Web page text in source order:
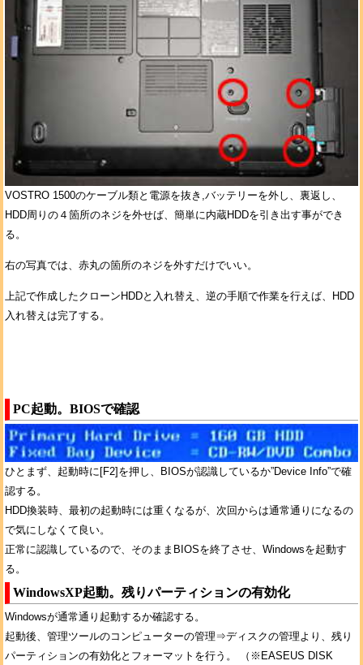
VOSTRO 1500のケーブル類と電源を抜き,バッテリーを外し、裏返し、
HDD周りの４箇所のネジを外せば、簡単に内蔵HDDを引き出す事ができ
る。
右の写真では、赤丸の箇所のネジを外すだけでいい。
上記で作成したクローンHDDと入れ替え、逆の手順で作業を行えば、HDD
入れ替えは完了する。
PC起動。BIOSで確認
ひとまず、起動時に[F2]を押し、BIOSが認識しているか”Device Info”で確
認する。
HDD換装時、最初の起動時には重くなるが、次回からは通常通りになるの
で気にしなくて良い。
正常に認識しているので、そのままBIOSを終了させ、Windowsを起動す
る。
WindowsXP起動。残りパーティションの有効化
Windowsが通常通り起動するか確認する。
起動後、管理ツールのコンピューターの管理⇒ディスクの管理より、残り
パーティションの有効化とフォーマットを行う。 （※EASEUS DISK